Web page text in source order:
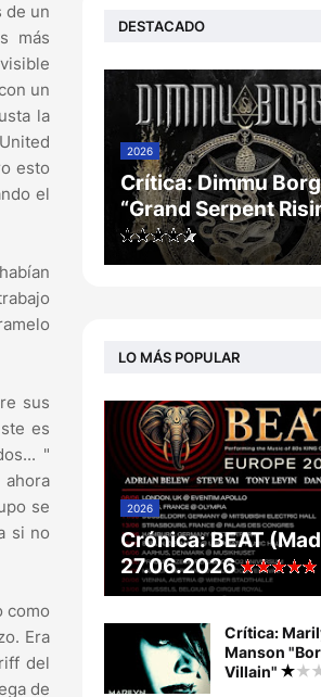
de un
más
un
la
esto
el
sus
es
"
ahora
se
si no
como
Era
del
de
DESTACADO
2026
Crítica: Dimmu
“Grand Serpent
LO MÁS POPULAR
2026
Crónica: BEAT
27.06.2026
Crítica:
Manson
Villain"